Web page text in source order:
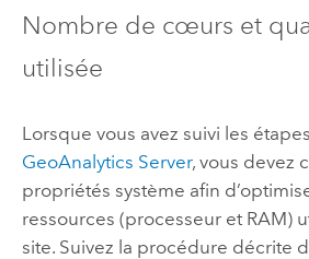
Nombre de cœurs et
utilisée
Lorsque vous avez suivi les
GeoAnalytics Server, vous devez
propriétés système afin
ressources (processeur et RAM)
site. Suivez la procédure décrite